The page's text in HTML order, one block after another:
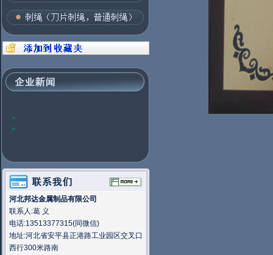
河北邦达金属制品有限公司
联系人:葛 义
电话:13513377315(同微信)
地址:河北省安平县正港路工业园区交叉口
西行300米路南